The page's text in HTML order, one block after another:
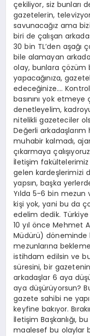
çekiliyor, siz bunları
gazetelerin,
savunacağız ama
biri de çalışan
30 bin TL’den aşağı
bile alamayan
olay, bunlara çözüm
yapacağınıza,
edeceğinize….
basınını yok etmeye
denetleyelim,
nitelikli gazeteciler
Değerli
muhabir kalmadı,
çıkarmaya
İletişim
gelen kardeşlerimizi
yapsın, başka
Yılda 5-6 bin mezun
kişi yok, yani bu da
edelim dedik.
10 yıl önce Mehmet
Müdürü) döneminde
mezunlarına
istihdam edilsin ve
süresini, bir
arkadaşlar 6 aya
aya düşürüyorsun?
gazete sahibi ne
keyfine bakıyor.
İletişim Başkanlığı,
maalesef bu olaylar